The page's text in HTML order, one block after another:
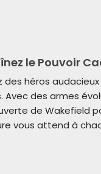
le Pouvoir
des héros
Avec des armes
de Wakefield
vous attend à